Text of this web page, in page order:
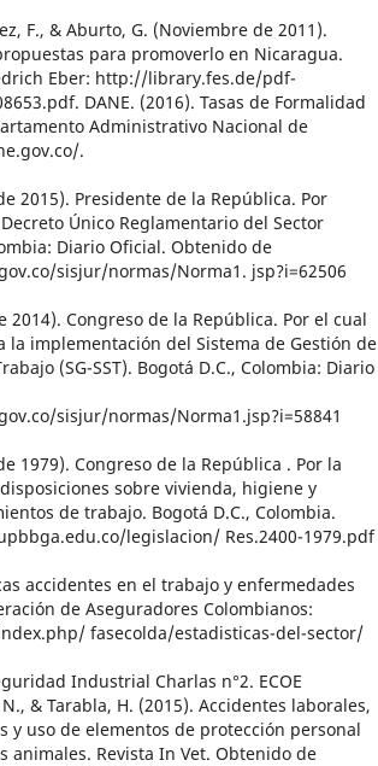
F., & Aburto, G. (Noviembre de 2011).
para promoverlo en Nicaragua.
Eber: http://library.fes.de/pdf-
DANE. (2016). Tasas de Formalidad
Administrativo Nacional de
.
2015). Presidente de la República. Por
Único Reglamentario del Sector
Diario Oficial. Obtenido de
sisjur/normas/Norma1. jsp?i=62506
2014). Congreso de la República. Por el cual
la implementación del Sistema de Gestión de
(SG-SST). Bogotá D.C., Colombia: Diario
sisjur/normas/Norma1.jsp?i=58841
1979). Congreso de la República . Por la
sobre vivienda, higiene y
de trabajo. Bogotá D.C., Colombia.
legislacion/ Res.2400-1979.pdf
accidentes en el trabajo y enfermedades
de Aseguradores Colombianos:
fasecolda/estadisticas-del-sector/
Industrial Charlas n°2. ECOE
& Tarabla, H. (2015). Accidentes laborales,
y uso de elementos de protección personal
animales. Revista In Vet. Obtenido de